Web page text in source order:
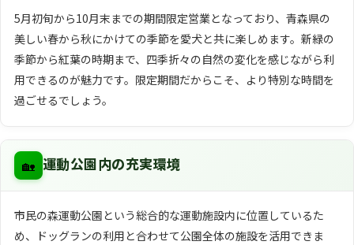
5月初旬から10月末までの期間限定営業となっており、青森県の
美しい春から秋にかけての季節を愛犬と共に楽しめます。新緑の
季節から紅葉の時期まで、四季折々の自然の変化を感じながら利
用できるのが魅力です。限定期間だからこそ、より特別な時間を
過ごせるでしょう。
🏡 運動公園内の充実環境
市民の森運動公園という総合的な運動施設内に位置しているた
め、ドッグランの利用と合わせて公園全体の施設を活用できま